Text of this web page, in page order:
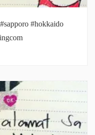
#hokkaido